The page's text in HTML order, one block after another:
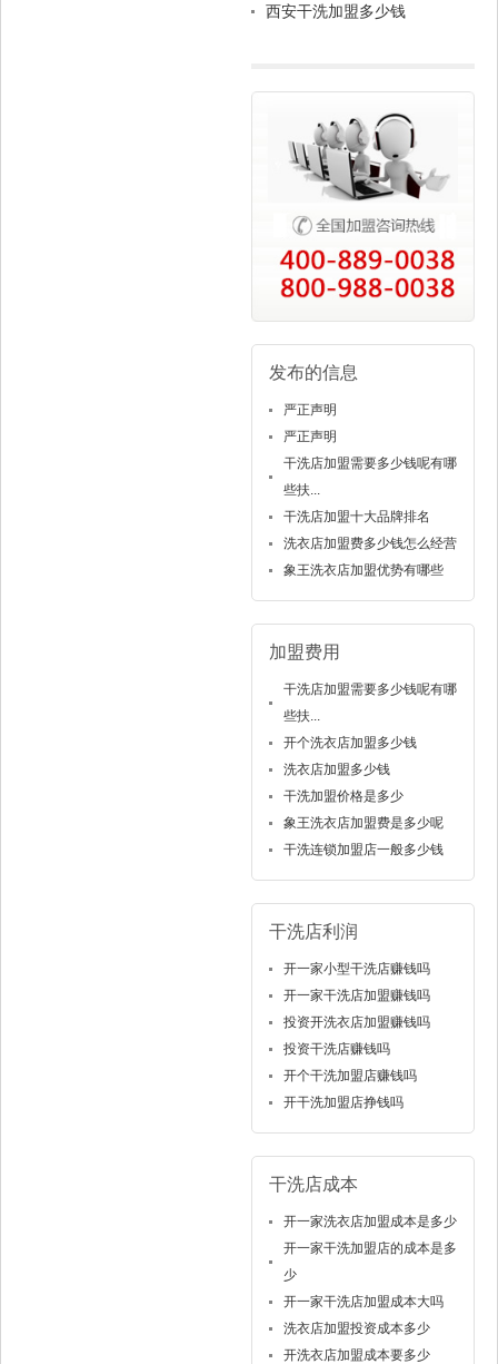
作
西安干洗加盟多少钱
发布的信息
严正声明
严正声明
干洗店加盟需要多少钱呢有哪
些扶...
干洗店加盟十大品牌排名
洗衣店加盟费多少钱怎么经营
象王洗衣店加盟优势有哪些
加盟费用
干洗店加盟需要多少钱呢有哪
些扶...
开个洗衣店加盟多少钱
洗衣店加盟多少钱
干洗加盟价格是多少
象王洗衣店加盟费是多少呢
干洗连锁加盟店一般多少钱
干洗店利润
开一家小型干洗店赚钱吗
开一家干洗店加盟赚钱吗
投资开洗衣店加盟赚钱吗
投资干洗店赚钱吗
开个干洗加盟店赚钱吗
开干洗加盟店挣钱吗
干洗店成本
开一家洗衣店加盟成本是多少
开一家干洗加盟店的成本是多
少
开一家干洗店加盟成本大吗
洗衣店加盟投资成本多少
开洗衣店加盟成本要多少